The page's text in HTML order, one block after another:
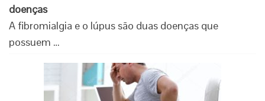
doenças
A fibromialgia e o lúpus são duas doenças que
possuem …